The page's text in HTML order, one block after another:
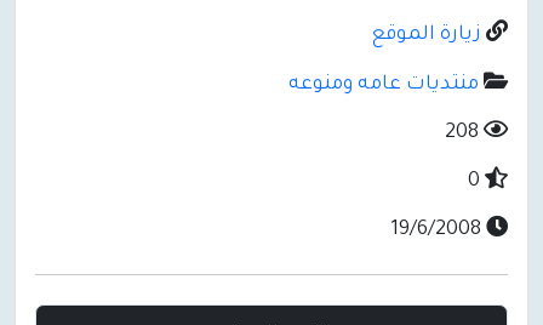
زيارة الموقع
منتديات عامه ومنوعه